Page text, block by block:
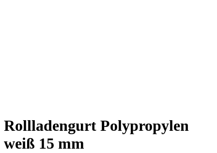
Rollladengurt Polypropylen
weiß 15 mm